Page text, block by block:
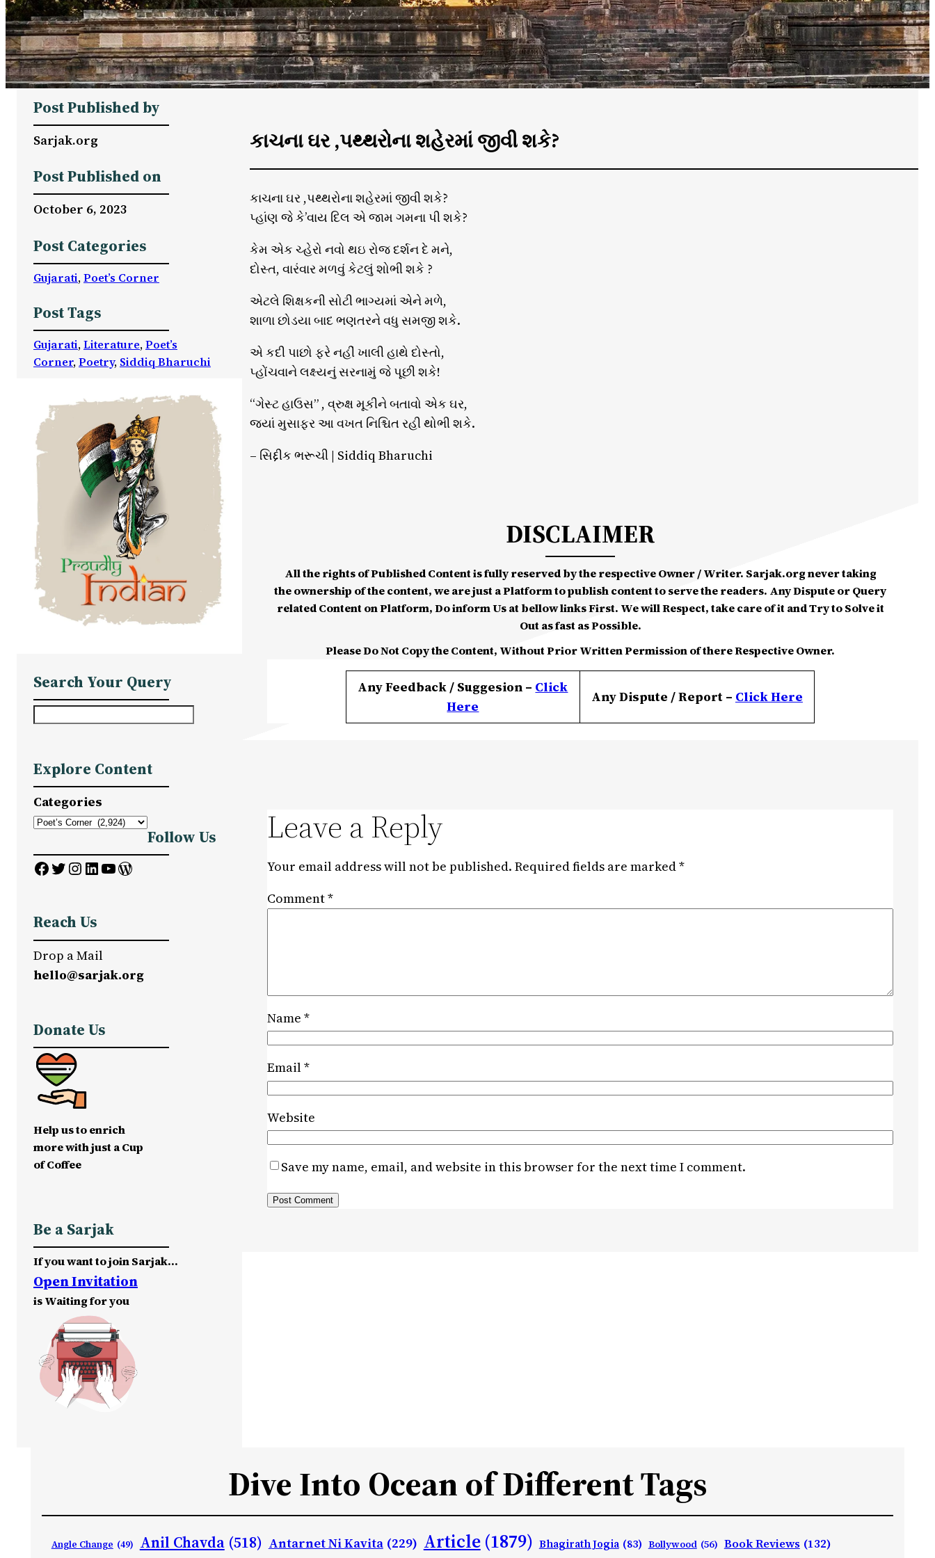
Post Published by
Sarjak.org
Post Published on
October 6, 2023
Post Categories
Gujarati, Poet’s Corner
Post Tags
Gujarati, Literature, Poet’s
Corner, Poetry, Siddiq Bharuchi
Search Your Query
r
c
h
Explore Content
Categories
Follow Us
Facebook Twitter InstagramLinkedIn YouTube WordPress
Reach Us
Drop a Mail
hello@sarjak.org
Donate Us
Help us to enrich
more with just a Cup
of Coffee
Be a Sarjak
If you want to join Sarjak…
Open Invitation
is Waiting for you
કાચના ઘર ,પથ્થરોના શહેરમાં જીવી શકે?
કાચના ઘર ,પથ્થરોના શહેરમાં જીવી શકે?
પ્હાંણ જે કે’વાય દિલ એ જામ ગમના પી શકે?
કેમ એક ચ્હેરો નવો થઇ રોજ દર્શન દે મને,
દોસ્ત, વારંવાર મળવું કેટલું શોભી શકે ?
એટલે શિક્ષકની સોટી ભાગ્યમાં એને મળે,
શાળા છોડયા બાદ ભણતરને વધુ સમજી શકે.
એ કદી પાછો ફરે નહીં ખાલી હાથે દોસ્તો,
પ્હોંચવાને લક્ષ્યનું સરનામું જે પૂછી શકે!
“ગેસ્ટ હાઉસ” , વ્રુક્ષ મૂકીને બતાવો એક ઘર,
જ્યાં મુસાફર આ વખત નિશ્ચિત રહી થોભી શકે.
– સિદ્દીક ભરૂચી | Siddiq Bharuchi
DISCLAIMER
All the rights of Published Content is fully reserved by the respective Owner / Writer. Sarjak.org never taking
the ownership of the content, we are just a Platform to publish content to serve the readers. Any Dispute or Query
related Content on Platform, Do inform Us at bellow links First. We will Respect, take care of it and Try to Solve it
Out as fast as Possible.
Please Do Not Copy the Content, Without Prior Written Permission of there Respective Owner.
Any Feedback / Suggesion – Click
Here
Any Dispute / Report – ClickHere
Leave a Reply
Your email address will not be published. Required fields are marked*
Comment*
Name *
Email*
Website
Save my name, email, and website in this browser for the next time I comment.
Dive Into Ocean of Different Tags
Angle Change (49) Anil Chavda (518) Antarnet Ni Kavita (229) Article (1879) Bhagirath Jogia (83) Bollywood (56) Book Reviews (132)